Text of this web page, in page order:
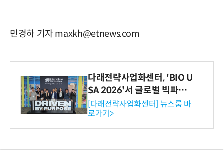
민경하 기자 maxkh@etnews.com
다래전략사업화센터, 'BIO U
SA 2026'서 글로벌 빅파마
와의 비즈니스 미팅 지원…K
-바이오 해외 진출 교두보 확
보
[다래전략사업화센터] 뉴스룸 바
로가기>